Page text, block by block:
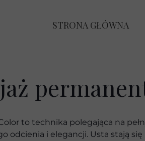
STRONA GŁÓWNA
to technika polegająca na
odcienia i elegancji. Usta stają